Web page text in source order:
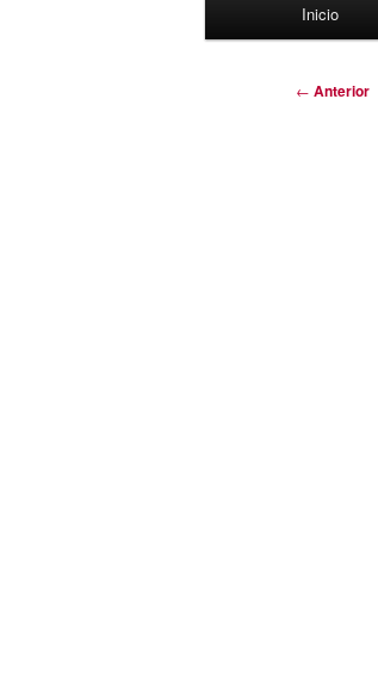
Inicio
Navegación
← Anterior